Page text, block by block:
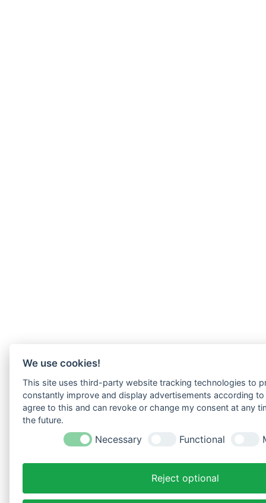
We use cookies!
This site uses third-party website tracking technologies to
constantly improve and display advertisements according
agree to this and can revoke or change my consent at any
the future.
Necessary Functional
Reject optional